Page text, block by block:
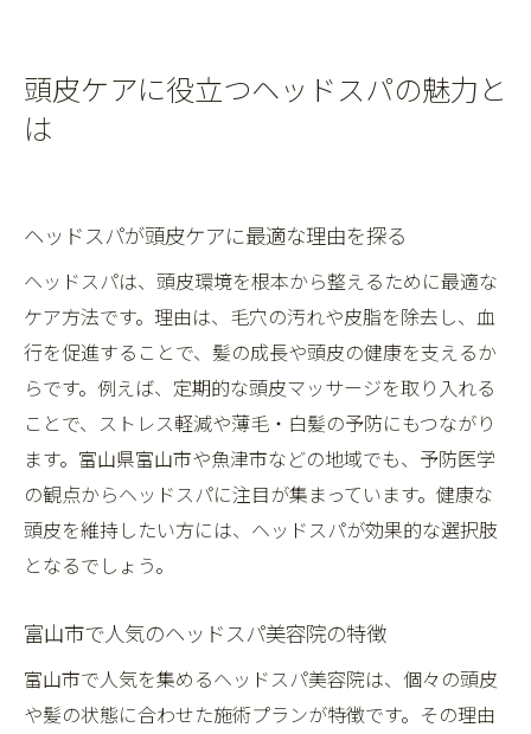
頭皮ケアに役立つヘッドスパの魅力と
は
ヘッドスパが頭皮ケアに最適な理由を探る
ヘッドスパは、頭皮環境を根本から整えるために最適な
ケア方法です。理由は、毛穴の汚れや皮脂を除去し、血
行を促進することで、髪の成長や頭皮の健康を支えるか
らです。例えば、定期的な頭皮マッサージを取り入れる
ことで、ストレス軽減や薄毛・白髪の予防にもつながり
ます。富山県富山市や魚津市などの地域でも、予防医学
の観点からヘッドスパに注目が集まっています。健康な
頭皮を維持したい方には、ヘッドスパが効果的な選択肢
となるでしょう。
富山市で人気のヘッドスパ美容院の特徴
富山市で人気を集めるヘッドスパ美容院は、個々の頭皮
や髪の状態に合わせた施術プランが特徴です。その理由